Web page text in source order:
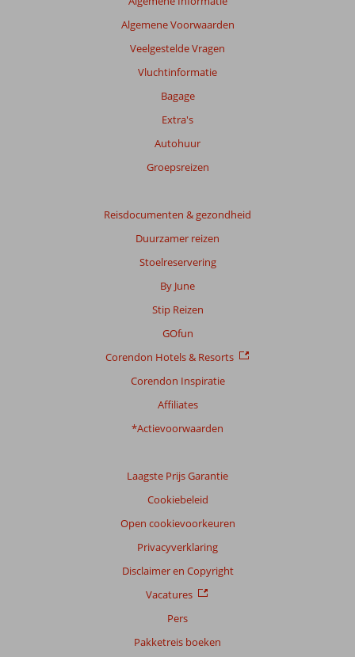
Algemene Voorwaarden
Veelgestelde Vragen
Vluchtinformatie
Bagage
Extra's
Autohuur
Groepsreizen
Reisdocumenten & gezondheid
Duurzamer reizen
Stoelreservering
By June
Stip Reizen
GOfun
Corendon Hotels & Resorts
Corendon Inspiratie
Affiliates
*Actievoorwaarden
Laagste Prijs Garantie
Cookiebeleid
Open cookievoorkeuren
Privacyverklaring
Disclaimer en Copyright
Vacatures
Pers
Pakketreis boeken